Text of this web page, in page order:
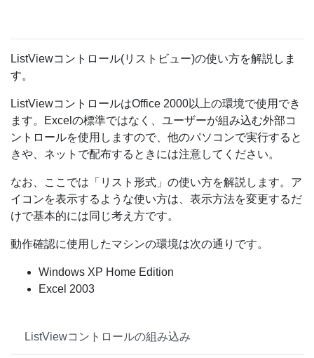
ListViewコントロール(リストビュー)の使い方を解説しま
す。
ListViewコントロールはOffice 2000以上の環境で使用でき
ます。Excelの標準ではなく、ユーザーが組み込む外部コ
ントロールを使用しますので、他のパソコンで実行すると
きや、ネットで配布するときには注意してください。
なお、ここでは「リスト形式」の使い方を解説します。ア
イコンを表示するような使い方は、表示方法を変更するだ
けで基本的には同じ考え方です。
動作確認に使用したマシンの環境は次の通りです。
Windows XP Home Edition
Excel 2003
ListViewコントロールの組み込み